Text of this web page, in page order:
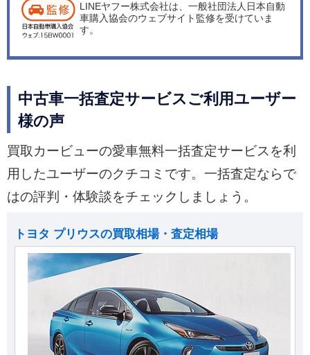
LINEヤフー株式会社は、一般社団法人日本自動
車購入協会のウェブサイト監修を受けていま
す。
中古車一括査定サービスご利用ユーザー
様の声
買取カービューの愛車無料一括査定サービスを利
用したユーザーのクチコミです。一括査定ならで
はの評判・体験談をチェックしましょう。
トヨタ プリウスの買取相場・査定相場